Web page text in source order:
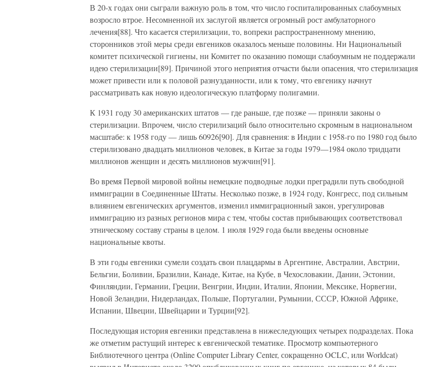
В 20-х годах они сыграли важную роль в том, что число госпиталированных слабоумных
возросло втрое. Несомненной их заслугой является огромный рост амбулаторного
лечения[88]. Что касается стерилизации, то, вопреки распространенному мнению,
сторонников этой меры среди евгеников оказалось меньше половины. Ни Национальный
комитет психической гигиены, ни Комитет по оказанию помощи слабоумным не поддержали
идею стерилизации[89]. Причиной этого неприятия отчасти были опасения, что стерилизация
может привести или к половой разнузданности, или к тому, что евгенику начнут
рассматривать как новую идеологическую платформу полигамии.
К 1931 году 30 американских штатов — где раньше, где позже — приняли законы о
стерилизации. Впрочем, число стерилизаций было относительно скромным в национальном
масштабе: к 1958 году — лишь 60926[90]. Для сравнения: в Индии с 1958-го по 1980 год было
стерилизовано двадцать миллионов человек, в Китае за годы 1979—1984 около тридцати
миллионов женщин и десять миллионов мужчин[91].
Во время Первой мировой войны немецкие подводные лодки преградили путь свободной
иммиграции в Соединенные Штаты. Несколько позже, в 1924 году, Конгресс, под сильным
влиянием евгенических аргументов, изменил иммиграционный закон, урегулировав
иммиграцию из разных регионов мира с тем, чтобы состав прибывающих соответствовал
этническому составу страны в целом. 1 июля 1929 года были введены основные
национальные квоты.
В эти годы евгеники сумели создать свои плацдармы в Аргентине, Австралии, Австрии,
Бельгии, Боливии, Бразилии, Канаде, Китае, на Кубе, в Чехословакии, Дании, Эстонии,
Финляндии, Германии, Греции, Венгрии, Индии, Италии, Японии, Мексике, Норвегии,
Новой Зеландии, Нидерландах, Польше, Португалии, Румынии, СССР, Южной Африке,
Испании, Швеции, Швейцарии и Турции[92].
Последующая история евгеники представлена в нижеследующих четырех подразделах. Пока
же отметим растущий интерес к евгенической тематике. Просмотр компьютерного
Библиотечного центра (Online Computer Library Center, сокращенно OCLC, или Worldcat)